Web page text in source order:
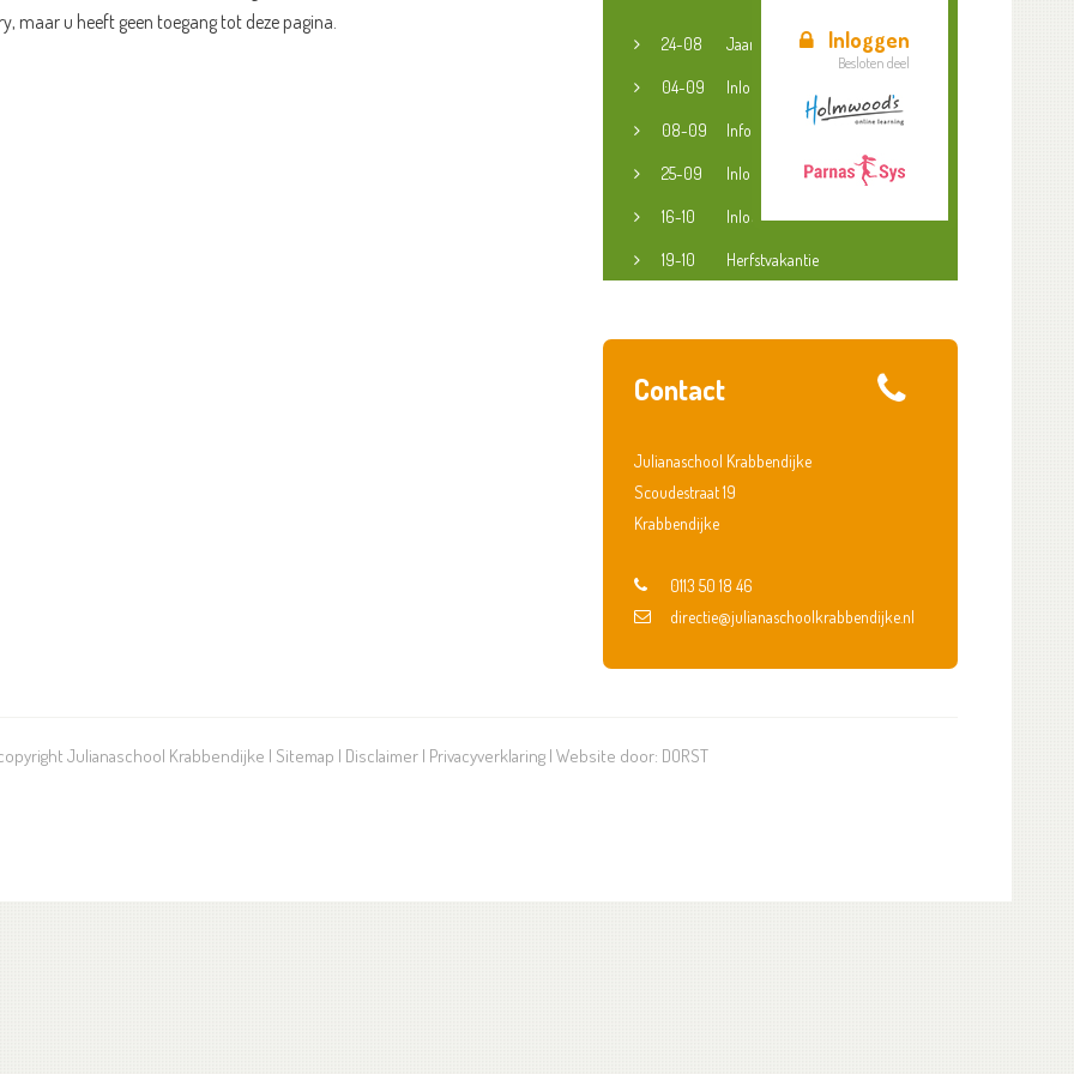
Inloggen
Besloten deel
maar u heeft geen toegang tot deze pagina.
24-08 Jaaropening
04-09 Inloopspreekuur jeugdconsulent
08-09 Informatieavond groep 3-8
25-09 Inloopspreekuur jeugdconsulent
16-10 Inloopspreekuur jeugdconsulent
19-10 Herfstvakantie
Contact
Julianaschool Krabbendijke
Scoudestraat 19
Krabbendijke
0113 50 18 46
directie@julianaschoolkrabbendijke.nl
Julianaschool Krabbendijke | Sitemap | Disclaimer | Privacyverklaring | Website door: DORST